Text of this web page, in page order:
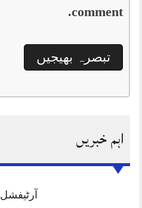
comment.
اہم خبریں